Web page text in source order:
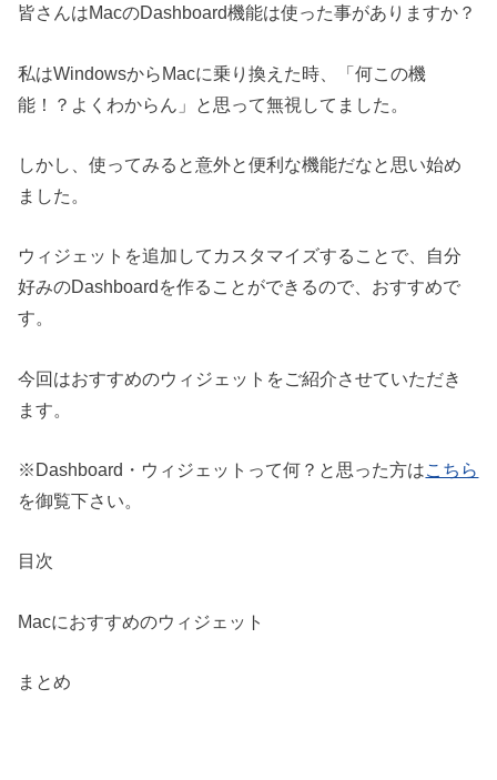
皆さんはMacのDashboard機能は使った事がありますか？
私はWindowsからMacに乗り換えた時、「何この機
能！？よくわからん」と思って無視してました。
しかし、使ってみると意外と便利な機能だなと思い始め
ました。
ウィジェットを追加してカスタマイズすることで、自分
好みのDashboardを作ることができるので、おすすめで
す。
今回はおすすめのウィジェットをご紹介させていただき
ます。
※Dashboard・ウィジェットって何？と思った方はこちら
を御覧下さい。
目次
Macにおすすめのウィジェット
まとめ